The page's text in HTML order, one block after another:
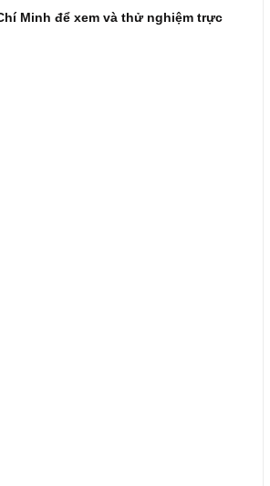
Minh để xem và thử nghiệm trực